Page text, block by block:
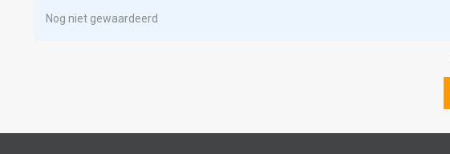
Nog niet gewaardeerd